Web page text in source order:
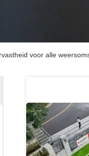
voor alle